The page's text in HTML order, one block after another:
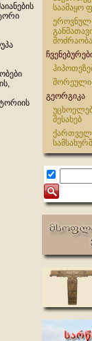
საამაყო
მოძრაობა
გეორგიკა
შესახებ